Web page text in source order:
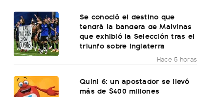
Se conoció el destino que
tendrá la bandera de Malvinas
que exhibió la Selección tras el
triunfo sobre Inglaterra
Hace 5 horas
Quini 6: un apostador se llevó
más de $400 millones